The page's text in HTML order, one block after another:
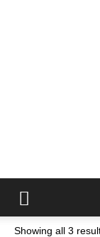
Showing all 3